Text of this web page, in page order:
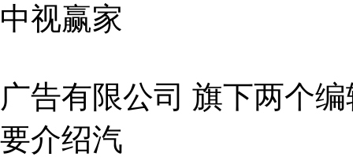
中视赢家
广告有限公司 旗下两个
要介绍汽